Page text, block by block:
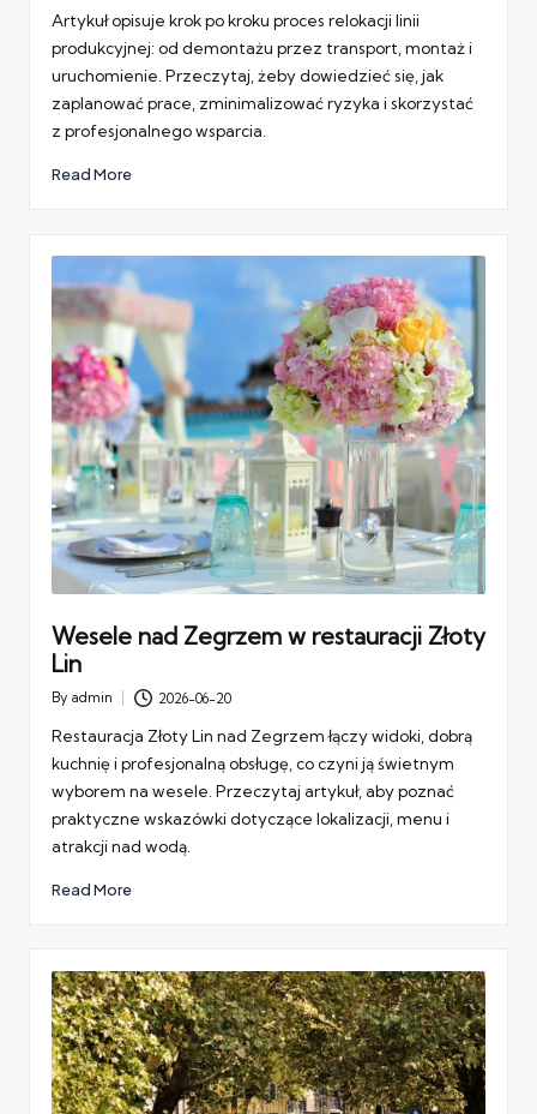
Artykuł opisuje krok po kroku proces relokacji linii
produkcyjnej: od demontażu przez transport, montaż i
uruchomienie. Przeczytaj, żeby dowiedzieć się, jak
zaplanować prace, zminimalizować ryzyka i skorzystać
z profesjonalnego wsparcia.
Read More
Wesele nad Zegrzem w restauracji Złoty
Lin
Posted
By admin 2026-06-20
Restauracja Złoty Lin nad Zegrzem łączy widoki, dobrą
kuchnię i profesjonalną obsługę, co czyni ją świetnym
wyborem na wesele. Przeczytaj artykuł, aby poznać
praktyczne wskazówki dotyczące lokalizacji, menu i
atrakcji nad wodą.
Read More